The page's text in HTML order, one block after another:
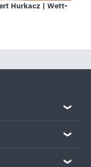
Hurkacz | Wett-
❯
❯
❯